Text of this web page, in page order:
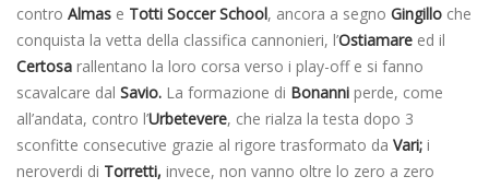
contro Almas e Totti Soccer School, ancora a segno Gingillo che
conquista la vetta della classifica cannonieri, l’Ostiamare ed il
Certosa rallentano la loro corsa verso i play-off e si fanno
scavalcare dal Savio. La formazione di Bonanni perde, come
all’andata, contro l’Urbetevere, che rialza la testa dopo 3
sconfitte consecutive grazie al rigore trasformato da Vari; i
neroverdi di Torretti, invece, non vanno oltre lo zero a zero